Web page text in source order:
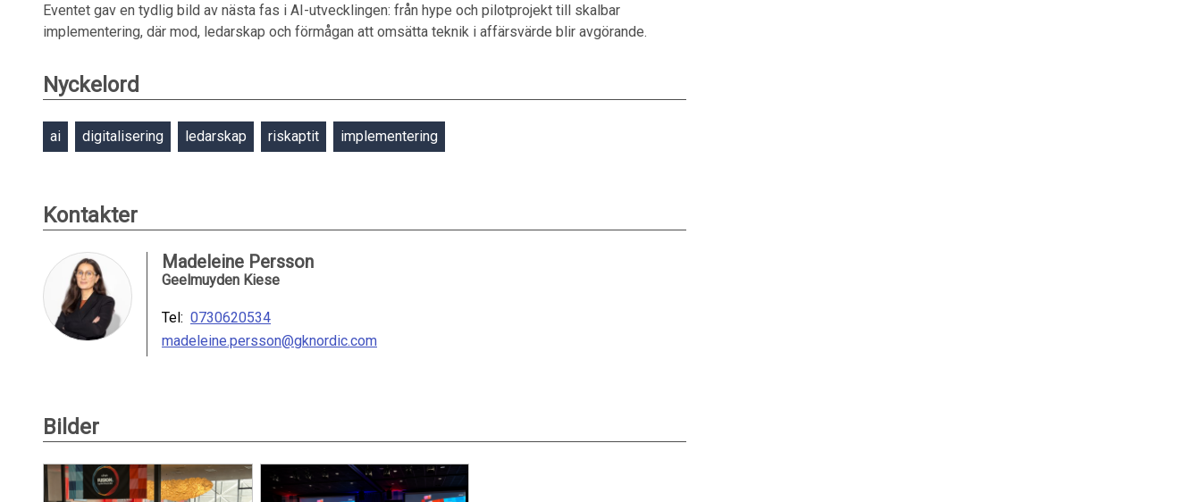
Eventet gav en tydlig bild av nästa fas i AI-utvecklingen: från hype och pilotprojekt till skalbar
implementering, där mod, ledarskap och förmågan att omsätta teknik i affärsvärde blir avgörande.
Nyckelord
ai digitalisering ledarskap riskaptit implementering
Kontakter
Madeleine Persson
Geelmuyden Kiese
Tel: 0730620534
madeleine.persson@gknordic.com
Bilder